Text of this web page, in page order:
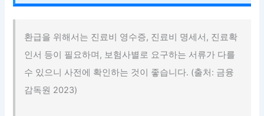
환급을 위해서는 진료비 영수증, 진료비 명세서, 진료확
인서 등이 필요하며, 보험사별로 요구하는 서류가 다를
수 있으니 사전에 확인하는 것이 좋습니다. (출처: 금융
감독원 2023)